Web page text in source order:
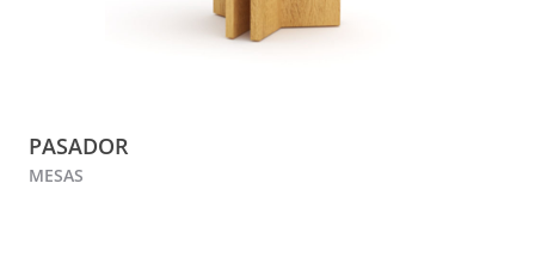
PASADOR
MESAS